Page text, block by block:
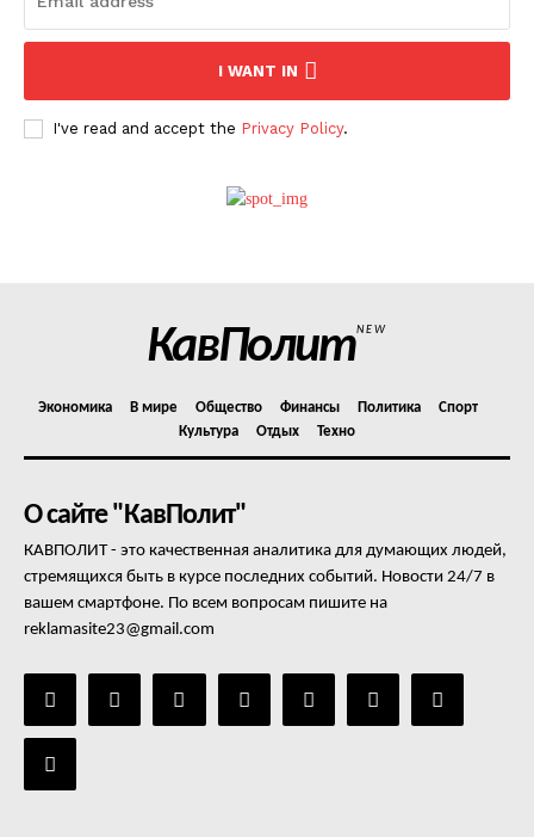
О нас
Политика конфиденциальности
I WANT IN
I've read and accept the Privacy Policy.
КавПолитNEW
Экономика В мире Общество Финансы Политика
Спорт
Культура
Отдых Техно
О сайте "КавПолит"
КАВПОЛИТ - это качественная аналитика для думающих людей,
стремящихся быть в курсе последних событий. Новости 24/7 в
вашем смартфоне. По всем вопросам пишите на
reklamasite23@gmail.com